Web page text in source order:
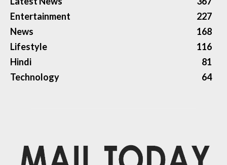
Entertainment
227
News
168
Lifestyle
116
Hindi
81
Technology
64